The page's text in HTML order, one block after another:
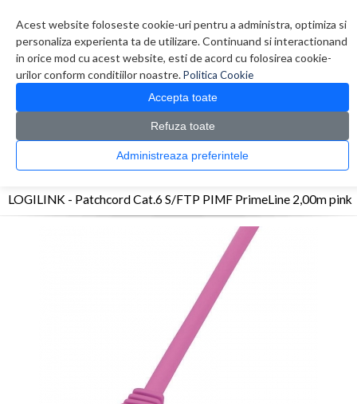
Acest website foloseste cookie-uri pentru a administra, optimiza si
personaliza experienta ta de utilizare. Continuand si interactionand
in orice mod cu acest website, esti de acord cu folosirea cookie-
urilor conform conditiilor noastre.Politica Cookie
Accepta toate
Refuza toate
Administreaza preferintele
0 produs(e)
CATALOG PRODUSE
> Cabluri > LOGILINK - Patchcord Cat.6 S/FTP PIMF
LOGILINK - Patchcord Cat.6 S/FTP PIMF PrimeLine 2,00m pink